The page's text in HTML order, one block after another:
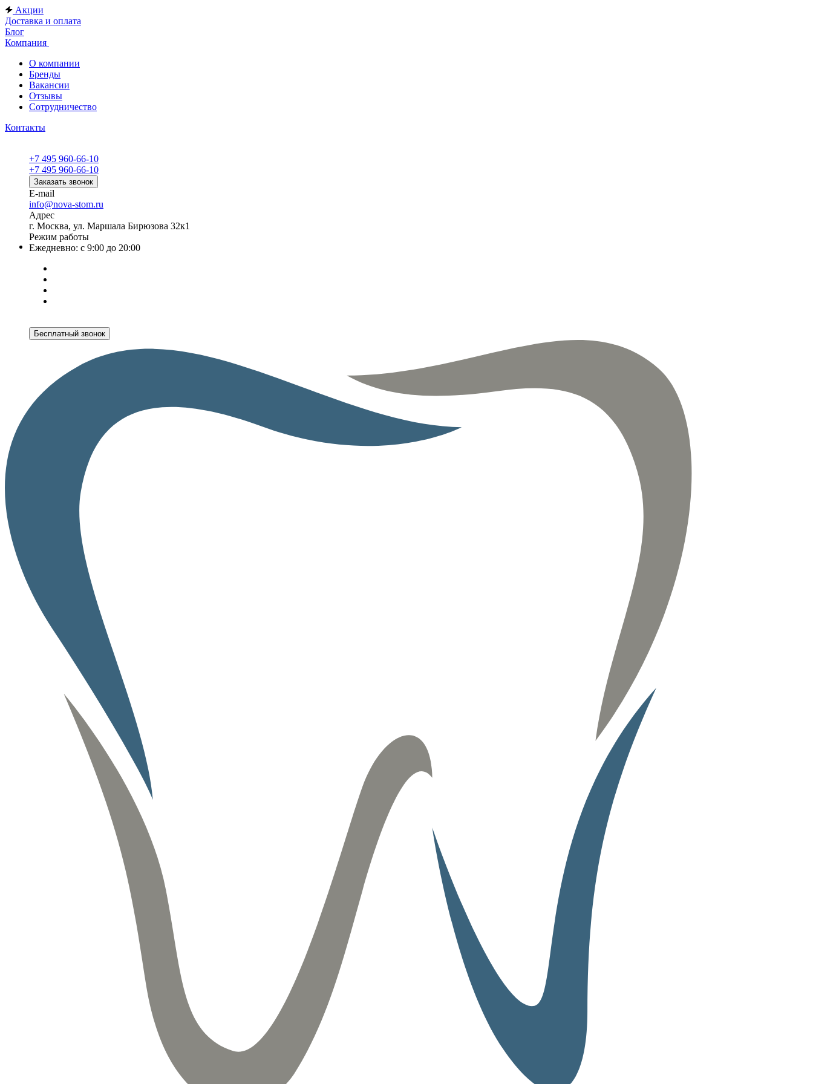
Акции
Доставка и оплата
Блог
Компания
О компании
Бренды
Вакансии
Отзывы
Сотрудничество
Контакты
+7 495 960-66-10
+7 495 960-66-10
Заказать звонок
E-mail
info@nova-stom.ru
Адрес
г. Москва, ул. Маршала Бирюзова 32к1
Режим работы
Ежедневно: с 9:00 до 20:00
Бесплатный звонок